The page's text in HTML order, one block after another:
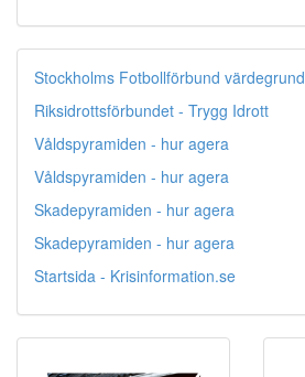
Stockholms Fotbollförbund värdegrund
Riksidrottsförbundet - Trygg Idrott
Våldspyramiden - hur agera
Våldspyramiden - hur agera
Skadepyramiden - hur agera
Skadepyramiden - hur agera
Startsida - Krisinformation.se